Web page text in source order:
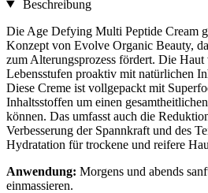
Beschreibung
Die Age Defying Multi Peptide Cream
Konzept von Evolve Organic Beauty,
zum Alterungsprozess fördert. Die
Lebensstufen proaktiv mit natürlichen
Diese Creme ist vollgepackt mit
Inhaltsstoffen um einen
können. Das umfasst auch die
Verbesserung der Spannkraft und des
Hydratation für trockene und reifere
Anwendung: Morgens und abends
einmassieren.